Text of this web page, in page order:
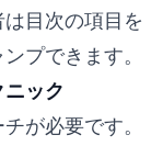
目次の項目を
プできます。
ック
が必要です。